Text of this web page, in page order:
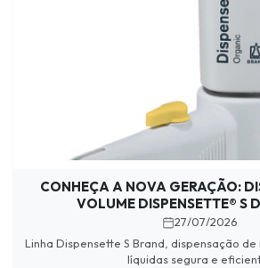
CONHEÇA A NOVA GERAÇÃO:
VOLUME DISPENSETTE® S
27/07/2026
Linha Dispensette S Brand, dispensação
líquidas segura e